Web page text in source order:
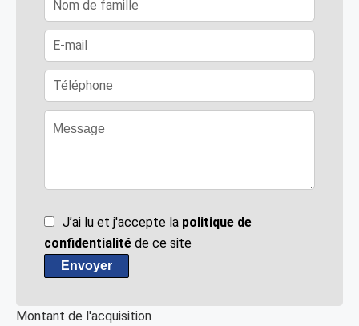
J’ai lu et j'accepte la politique de
confidentialité de ce site
Envoyer
Montant de l'acquisition